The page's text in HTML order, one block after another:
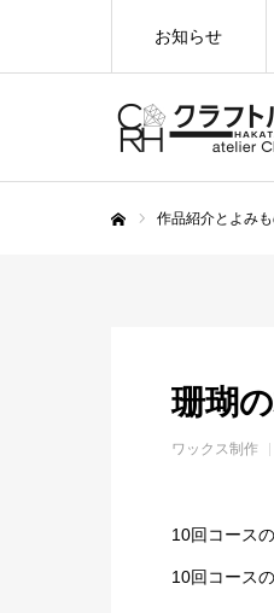
お知らせ
作品紹介とよみ
珊瑚
ワックス制作
10回コース
10回コース